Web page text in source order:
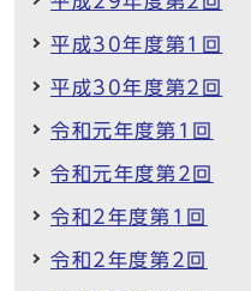
平成30年度第1回
平成30年度第2回
令和元年度第1回
令和元年度第2回
令和2年度第1回
令和2年度第2回